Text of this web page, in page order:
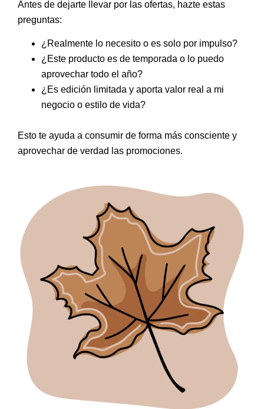
Antes de dejarte llevar por las ofertas, hazte estas
preguntas:
¿Realmente lo necesito o es solo por impulso?
¿Este producto es de temporada o lo puedo
aprovechar todo el año?
¿Es edición limitada y aporta valor real a mi
negocio o estilo de vida?
Esto te ayuda a consumir de forma más consciente y
aprovechar de verdad las promociones.